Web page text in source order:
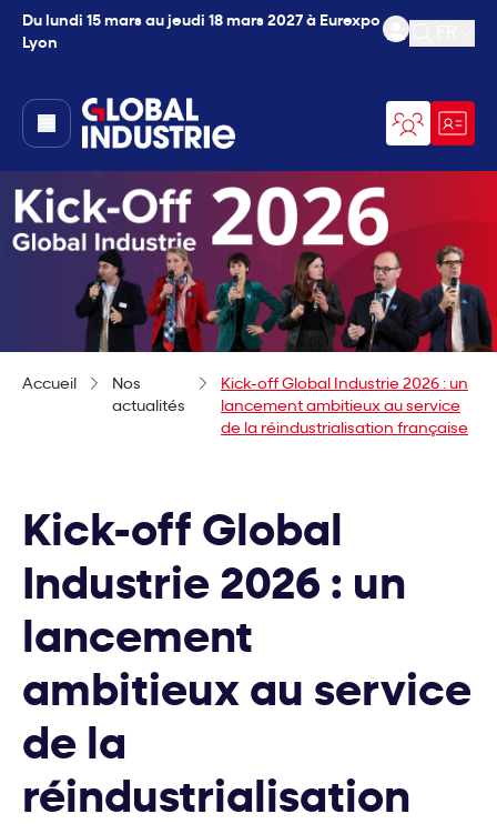
Du lundi 15 mars au jeudi 18 mars 2027 à Eurexpo
Lyon
Ouvrir
page.home
Accueil
Nos
actualités
Kick-off Global Industrie 2026 : un
lancement ambitieux au service
de la réindustrialisation française
Kick-off Global
Industrie 2026 : un
lancement
ambitieux au service
de la
réindustrialisation